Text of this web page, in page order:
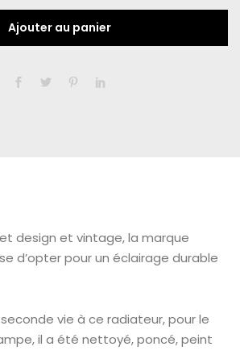
Ajouter au panier
design et vintage, la marque
d’opter pour un éclairage durable
vie à ce radiateur, pour le
il a été nettoyé, poncé, peint